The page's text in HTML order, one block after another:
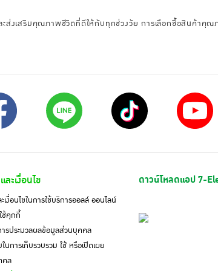
งเสริมคุณภาพชีวิตที่ดีให้กับทุกช่วงวัย การเลือกซื้อสินค้าคุณ
ะเงื่อนไข
งื่อนไขในการใช้บริการออลล์ ออนไลน์
ช้คุกกี้
ารประมวลผลข้อมูลส่วนบุคคล
นการเก็บรวบรวม ใช้ หรือเปิดเผย
คล
ดาวน์โหลดแอป 7-